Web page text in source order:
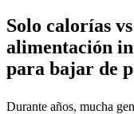
Solo calorías
alimentación
para bajar de
Durante años, mucha